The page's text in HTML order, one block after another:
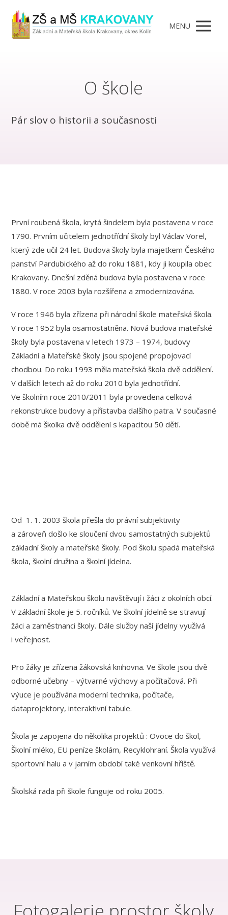
MENU
O škole
Pár slov o historii a současnosti
První roubená škola, krytá šindelem byla postavena v roce
1790. Prvním učitelem jednotřídní školy byl Václav Vorel,
který zde učil 24 let. Budova školy byla majetkem Českého
panství Pardubického až do roku 1881, kdy ji koupila obec
Krakovany. Dnešní zděná budova byla postavena v roce
1880. V roce 2003 byla rozšířena a zmodernizována.
V roce 1946 byla zřízena při národní škole mateřská škola.
V roce 1952 byla osamostatněna. Nová budova mateřské
školy byla postavena v letech 1973 – 1974, budovy
Základní a Mateřské školy jsou spojené propojovací
chodbou. Do roku 1993 měla mateřská škola dvě oddělení.
V dalších letech až do roku 2010 byla jednotřídní.
Ve školním roce 2010/2011 byla provedena celková
rekonstrukce budovy a přístavba dalšího patra. V současné
době má školka dvě oddělení s kapacitou 50 dětí.
Od 1. 1. 2003 škola přešla do právní subjektivity
a zároveň došlo ke sloučení dvou samostatných subjektů
základní školy a mateřské školy. Pod školu spadá mateřská
škola, školní družina a školní jídelna.
Základní a Mateřskou školu navštěvují i žáci z okolních obcí.
V základní škole je 5. ročníků. Ve školní jídelně se stravují
žáci a zaměstnanci školy. Dále služby naší jídelny využívá
i veřejnost.
Pro žáky je zřízena žákovská knihovna. Ve škole jsou dvě
odborné učebny – výtvarné výchovy a počítačová. Při
výuce je používána moderní technika, počítače,
dataprojektory, interaktivní tabule.
Škola je zapojena do několika projektů : Ovoce do škol,
Školní mléko, EU peníze školám, Recyklohraní. Škola využívá
sportovní halu a v jarním období také venkovní hřiště.
Školská rada při škole funguje od roku 2005.